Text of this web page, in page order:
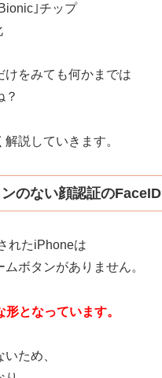
｣チップ
けをみても何かまでは
？
説していきます。
のない顔認証のFaceID
れたiPhoneは
ボタンがありません。
となっています。
ため、